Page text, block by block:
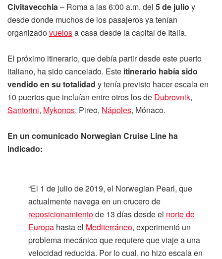
Civitavecchia– Roma a las 6:00 a.m. del 5 de julio y
desde donde muchos de los pasajeros ya tenían
organizadovuelosa casa desde la capital de Italia.
El próximo itinerario, que debía partir desde este puerto
italiano, ha sido cancelado. Este itinerario había sido
vendido en su totalidad y tenía previsto hacer escala en
10 puertos que incluían entre otros los de Dubrovnik,
Santorini, Mykonos, Pireo, Nápoles, Mónaco.
En un comunicado Norwegian Cruise Line ha
indicado:
“El 1 de julio de 2019, el Norwegian Pearl, que
actualmente navega en un crucero de
reposicionamientode 13 días desde el norte de
Europahasta el Mediterráneo, experimentó un
problema mecánico que requiere que viaje a una
velocidad reducida. Por lo cual, no hizo escala en